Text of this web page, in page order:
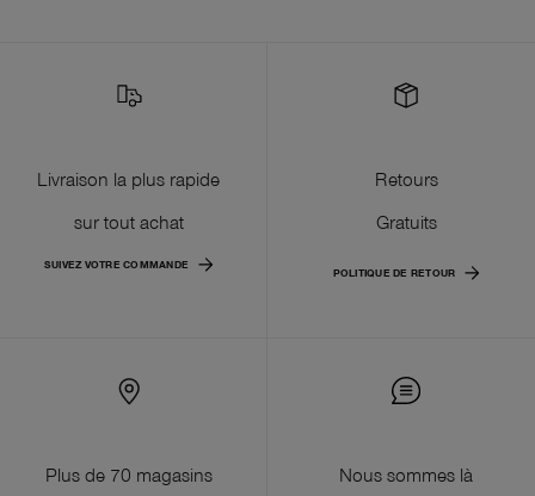
Livraison la plus rapide
sur tout achat
SUIVEZ VOTRE COMMANDE
Retours
Gratuits
POLITIQUE DE RETOUR
Plus de 70 magasins
Nous sommes là